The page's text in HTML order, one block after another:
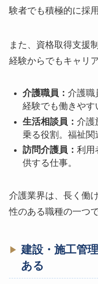
験者でも積極的に採
また、資格取得支援
経験からでもキャリ
介護職員： 介護職
経験でも働きやす
生活相談員： 介護
乗る役割。福祉関
訪問介護員： 利用
供する仕事。
介護業界は、長く働
性のある職種の一つで
建設・施工管
ある